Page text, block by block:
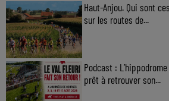
Haut-Anjou. Qui sont
sur les routes de...
Podcast :
prêt à retrouver son...